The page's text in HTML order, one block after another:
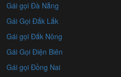
Gái gọi Đà Nẵng
Gái Gọi Đắk Lắk
Gái gọi Đắk Nông
Gái Gọi Điện Biên
Gái gọi Đồng Nai